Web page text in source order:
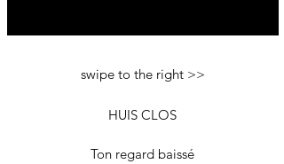
swipe to the right >>
HUIS CLOS
Ton regard baissé